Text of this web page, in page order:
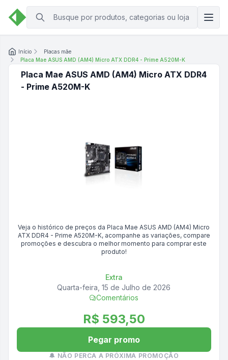
Início
Placas mãe
Placa Mae ASUS AMD (AM4) Micro ATX DDR4 - Prime A520M-K
Placa Mae ASUS AMD (AM4) Micro ATX DDR4
- Prime A520M-K
Veja o histórico de preços daPlaca Mae ASUS AMD (AM4) Micro
ATX DDR4 - Prime A520M-K, acompanhe as variações, compare
promoções e descubra o melhor momento para comprar este
produto!
Extra
Quarta-feira, 15 de Julho de 2026
Comentários
R$ 593,50
Pegar promo
🔔 NÃO PERCA A PRÓXIMA PROMOÇÃO